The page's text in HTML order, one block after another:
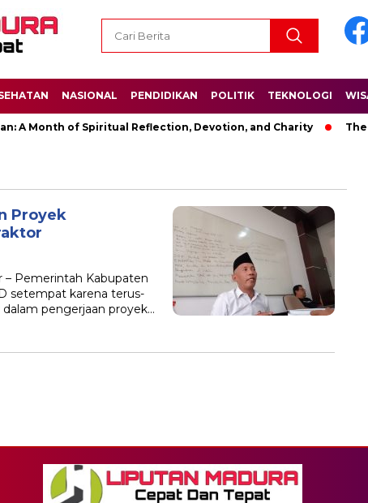
NASIONAL PENDIDIKAN POLITIK TEKNOLOGI
A Month of Spiritual Reflection, Devotion, and Charity The
Proyek
– Pemerintah Kabupaten
setempat karena terus-
pengerjaan proyek…